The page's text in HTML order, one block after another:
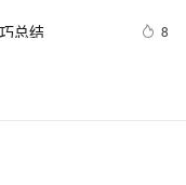
总结 8